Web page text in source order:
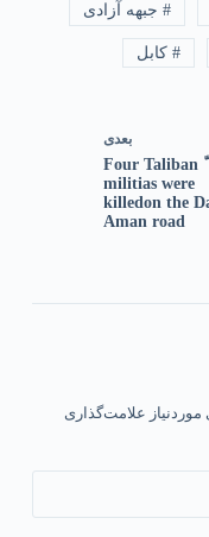
# جبهه آزادی
# کابل
بعدی
ّ Four Taliban
militias were
killedon the
Aman road
علامت‌گذاری